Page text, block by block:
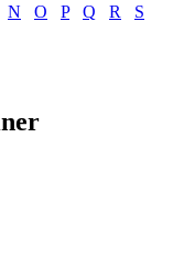
N O P Q R
S